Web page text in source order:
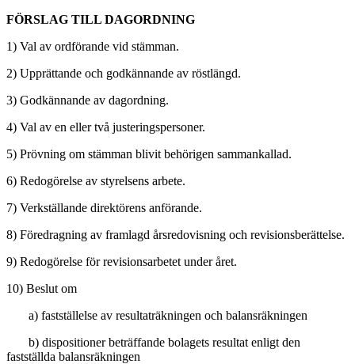
FÖRSLAG TILL DAGORDNING
1) Val av ordförande vid stämman.
2) Upprättande och godkännande av röstlängd.
3) Godkännande av dagordning.
4) Val av en eller två justeringspersoner.
5) Prövning om stämman blivit behörigen sammankallad.
6) Redogörelse av styrelsens arbete.
7) Verkställande direktörens anförande.
8) Föredragning av framlagd årsredovisning och revisionsberättelse.
9) Redogörelse för revisionsarbetet under året.
10) Beslut om
a) fastställelse av resultaträkningen och balansräkningen
b) dispositioner beträffande bolagets resultat enligt den
fastställda balansräkningen